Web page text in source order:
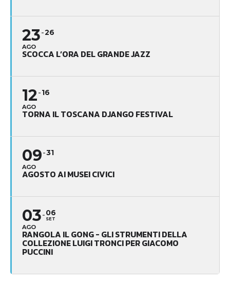
23
AGO
26
SCOCCA L’ORA DEL GRANDE JAZZ
12
AGO
16
TORNA IL TOSCANA DJANGO FESTIVAL
09
AGO
31
AGOSTO AI MUSEI CIVICI
03
AGO
06
SET
RANGOLA IL GONG - GLI STRUMENTI DELLA
COLLEZIONE LUIGI TRONCI PER GIACOMO
PUCCINI